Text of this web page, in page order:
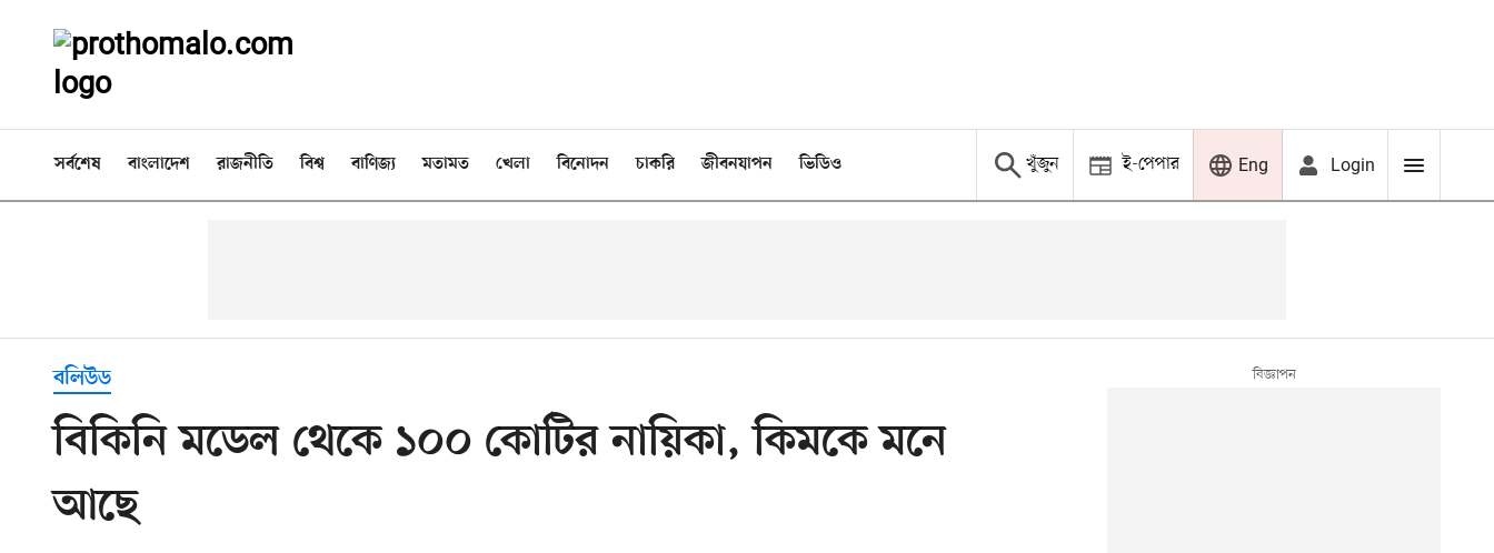
সর্বশেষ বাংলাদেশ রাজনীতি বিশ্ব বাণিজ্য মতামত খেলা বিনোদন চাকরি জীবনযাপন ভিডিও খুঁজুন ই-পেপার Eng Login
বলিউড
বিকিনি মডেল থেকে ১০০ কোটির নায়িকা, কিমকে মনে
আছে